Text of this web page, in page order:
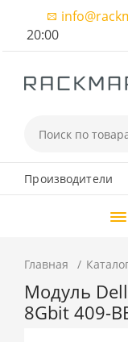
20:00
Производители
Главная
Модуль
8Gbit 409-